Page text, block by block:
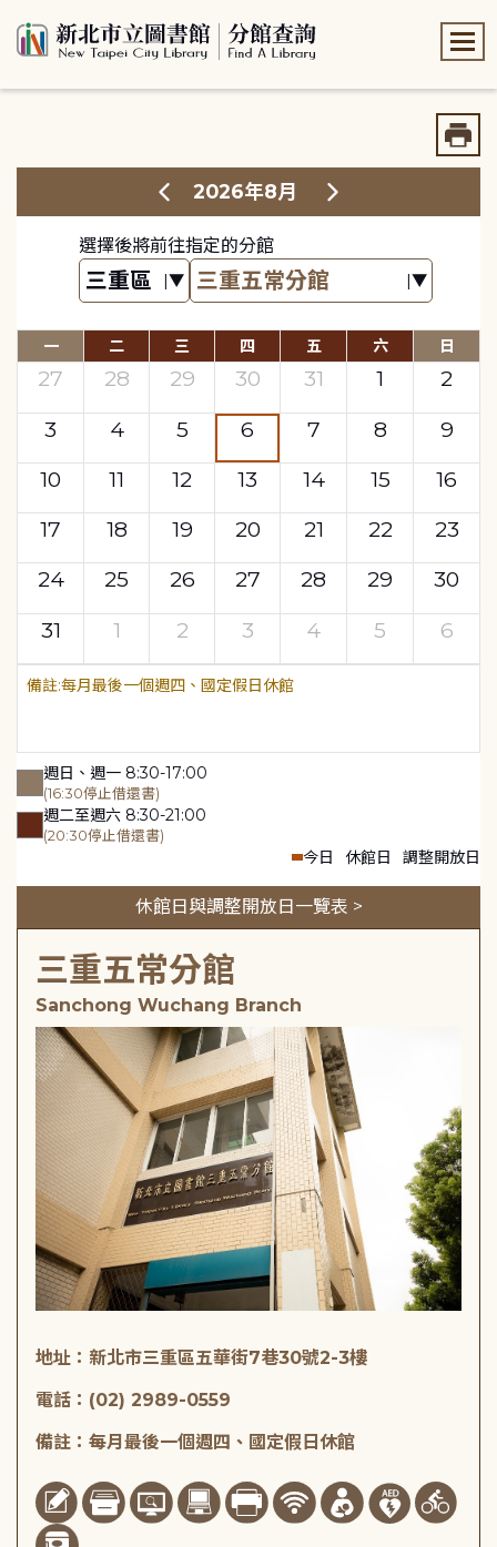
2026年8月
選擇後將前往指定的分館
一 二 三 四 五 六 日
27 28 29 30 31 1
2
3
4 5 6 7 8
9
10
11 12 13 14 15
16
17
18 19 20 21 22
23
24
25 26 27 28 29
30
31
1 2 3 4 5 6
每月最後一個週四、國定假日休館
週日、週一 8:30-17:00
(16:30停止借還書)
週二至週六 8:30-21:00
(20:30停止借還書)
今日 休館日 調整開放日
休館日與調整開放日一覽表 >
三重五常分館
Sanchong Wuchang Branch
地址：新北市三重區五華街7巷30號2-3樓
電話：(02) 2989-0559
備註：每月最後一個週四、國定假日休館